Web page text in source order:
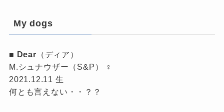
My dogs
■ Dear （ディア）
M.シュナウザー（S&P） ♀
2021.12.11 生
何とも言えない・・？？